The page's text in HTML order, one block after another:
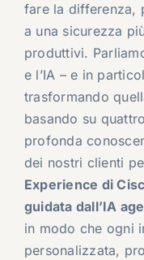
fare la differenza,
a una sicurezza
produttivi.
e l’IA – e in
trasformando
basando su
profonda
dei nostri clienti
Experience di
guidata dall’IA
in modo che ogni
personalizzata,